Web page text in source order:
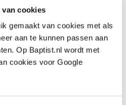
cookies
gemaakt van cookies met als
aan te kunnen passen aan
Op Baptist.nl wordt met
cookies voor Google
btw
btw